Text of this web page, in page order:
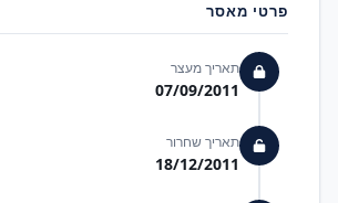
פרטי מאסר
תאריך מעצר
07/09/2011
תאריך שחרור
18/12/2011